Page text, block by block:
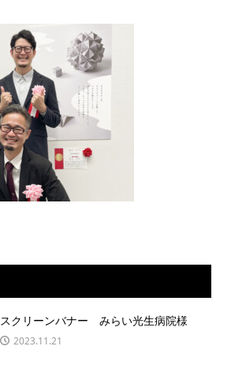
スクリーンバナー みらい光生病院様
2023.11.21